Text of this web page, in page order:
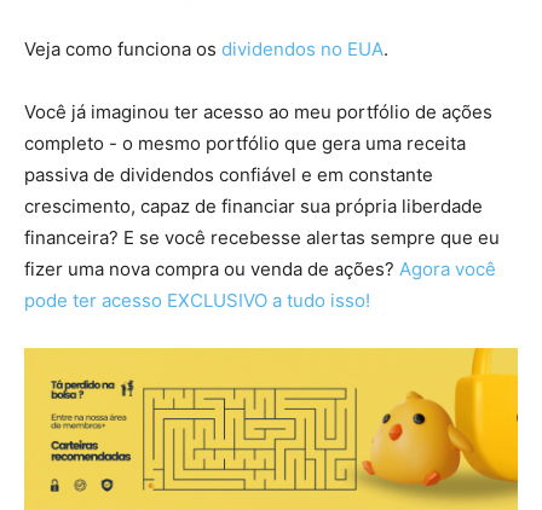
Veja como funciona os dividendos no EUA.
Você já imaginou ter acesso ao meu portfólio de ações
completo - o mesmo portfólio que gera uma receita
passiva de dividendos confiável e em constante
crescimento, capaz de financiar sua própria liberdade
financeira? E se você recebesse alertas sempre que eu
fizer uma nova compra ou venda de ações? Agora você
pode ter acesso EXCLUSIVO a tudo isso!